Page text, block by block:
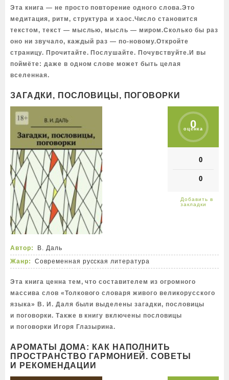
Эта книга — не просто повторение одного слова.Это
медитация, ритм, структура и хаос.Число становится
текстом, текст — мыслью, мысль — миром.Сколько бы раз
оно ни звучало, каждый раз — по-новому.Откройте
страницу. Прочитайте. Послушайте. Почувствуйте.И вы
поймёте: даже в одном слове может быть целая
вселенная.
ЗАГАДКИ, ПОСЛОВИЦЫ, ПОГОВОРКИ
0
оценка
0
0
Автор:
В. Даль
Жанр:
Современная русская литература
Эта книга ценна тем, что составителем из огромного
массива слов «Толкового словаря живого великорусского
языка» В. И. Даля были выделены загадки, пословицы
и поговорки. Также в книгу включены пословицы
и поговорки Игоря Глазырина.
АРОМАТЫ ДОМА: КАК НАПОЛНИТЬ
ПРОСТРАНСТВО ГАРМОНИЕЙ. СОВЕТЫ
И РЕКОМЕНДАЦИИ